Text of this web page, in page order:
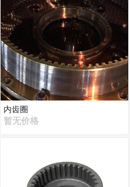
产厂家
减速机成产厂家
工
机床齿轮
套
花键轴生产厂家
径机配件
非标减速机成产厂家
工
齿轮生产厂家
加工
内齿圈
暂无价格